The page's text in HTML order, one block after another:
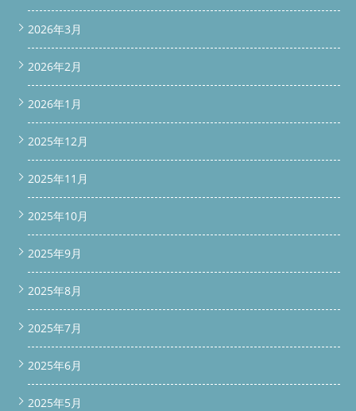
2026年3月
2026年2月
2026年1月
2025年12月
2025年11月
2025年10月
2025年9月
2025年8月
2025年7月
2025年6月
2025年5月